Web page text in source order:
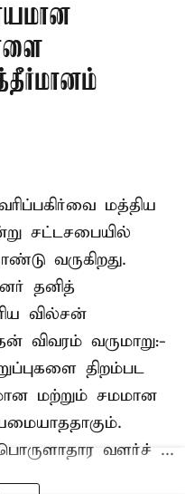
மத்திய
சட்டசபையில்
வருகிறது.
தனித்
வில்சன்
வருமாறு:-
திறம்பட
மற்றும் சமமான
வளர்ச் ...